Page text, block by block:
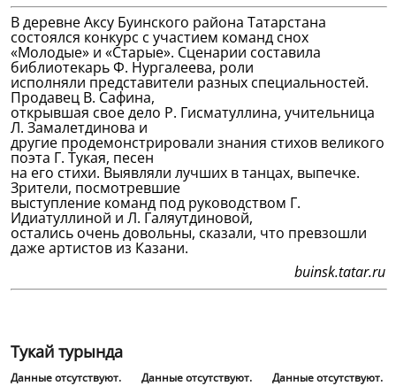
В деревне Аксу Буинского района Татарстана
состоялся конкурс с участием команд снох
«Молодые» и «Старые». Сценарии составила
библиотекарь Ф. Нургалеева, роли
исполняли представители разных специальностей.
Продавец В. Сафина,
открывшая свое дело Р. Гисматуллина, учительница
Л. Замалетдинова и
другие продемонстрировали знания стихов великого
поэта Г. Тукая, песен
на его стихи. Выявляли лучших в танцах, выпечке.
Зрители, посмотревшие
выступление команд под руководством Г.
Идиатуллиной и Л. Галяутдиновой,
остались очень довольны, сказали, что превзошли
даже артистов из Казани.
buinsk.tatar.ru
Тукай турында
Данные отсутствуют.
Данные отсутствуют.
Данные отсутствуют.